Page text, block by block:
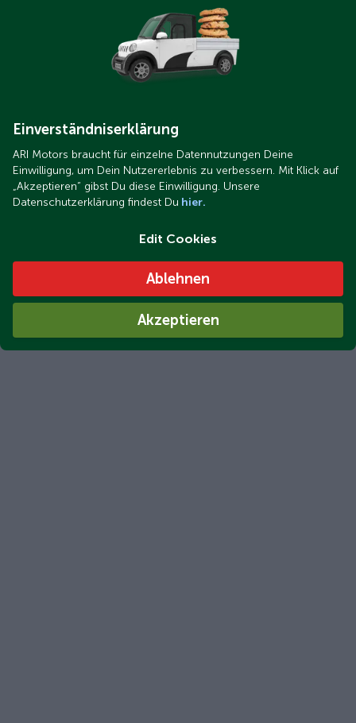
Einverständniserklärung
ARI Motors braucht für einzelne Datennutzungen Deine
Einwilligung, um Dein Nutzererlebnis zu verbessern. Mit Klick auf
„Akzeptieren“ gibst Du diese Einwilligung. Unsere
Datenschutzerklärung findest Du hier.
Edit Cookies
Ablehnen
Akzeptieren